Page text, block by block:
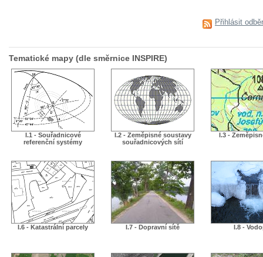
Přihlásit
Tematické mapy (dle směrnice INSPIRE)
I.1 - Souřadnicové
referenční systémy
I.2 - Zeměpisné soustavy
souřadnicových sítí
I.3 -
I.6 - Katastrální parcely I.7 - Dopravní sítě I.8 -